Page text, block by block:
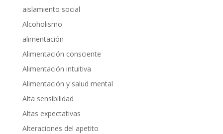
aislamiento social
Alcoholismo
alimentación
Alimentación consciente
Alimentación intuitiva
Alimentación y salud mental
Alta sensibilidad
Altas expectativas
Alteraciones del apetito